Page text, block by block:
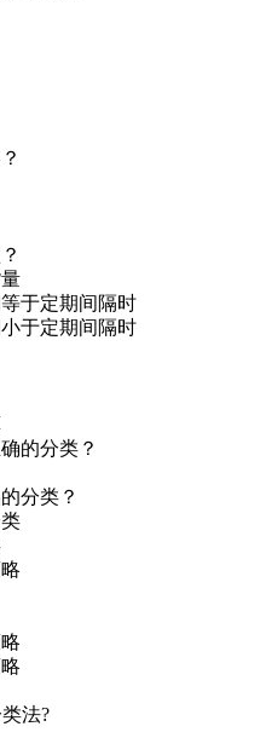
？
定期间隔时
定期间隔时
的分类？
类？
法?